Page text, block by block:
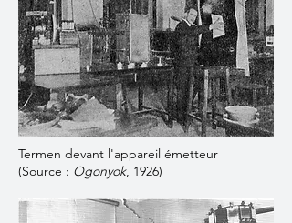
Termen devant l'appareil émetteur
(Source : Ogonyok, 1926)